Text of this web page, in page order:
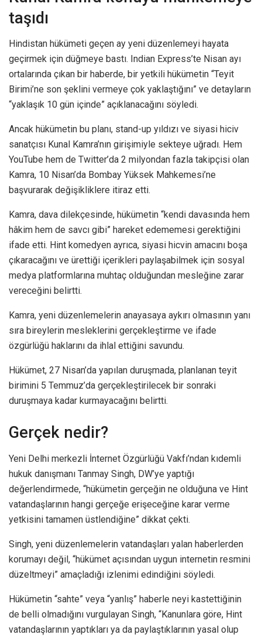
taşıdı
Hindistan hükümeti geçen ay yeni düzenlemeyi hayata
geçirmek için düğmeye bastı. Indian Express’te Nisan ayı
ortalarında çıkan bir haberde, bir yetkili hükümetin “Teyit
Birimi’ne son şeklini vermeye çok yaklaştığını” ve detayların
“yaklaşık 10 gün içinde” açıklanacağını söyledi.
Ancak hükümetin bu planı, stand-up yıldızı ve siyasi hiciv
sanatçısı Kunal Kamra’nın girişimiyle sekteye uğradı. Hem
YouTube hem de Twitter’da 2 milyondan fazla takipçisi olan
Kamra, 10 Nisan’da Bombay Yüksek Mahkemesi’ne
başvurarak değişikliklere itiraz etti.
Kamra, dava dilekçesinde, hükümetin “kendi davasında hem
hâkim hem de savcı gibi” hareket edememesi gerektiğini
ifade etti. Hint komedyen ayrıca, siyasi hicvin amacını boşa
çıkaracağını ve ürettiği içerikleri paylaşabilmek için sosyal
medya platformlarına muhtaç olduğundan mesleğine zarar
vereceğini belirtti.
Kamra, yeni düzenlemelerin anayasaya aykırı olmasının yanı
sıra bireylerin mesleklerini gerçekleştirme ve ifade
özgürlüğü haklarını da ihlal ettiğini savundu.
Hükümet, 27 Nisan’da yapılan duruşmada, planlanan teyit
birimini 5 Temmuz’da gerçekleştirilecek bir sonraki
duruşmaya kadar kurmayacağını belirtti.
Gerçek nedir?
Yeni Delhi merkezli İnternet Özgürlüğü Vakfı’ndan kıdemli
hukuk danışmanı Tanmay Singh, DW’ye yaptığı
değerlendirmede, “hükümetin gerçeğin ne olduğuna ve Hint
vatandaşlarının hangi gerçeğe erişeceğine karar verme
yetkisini tamamen üstlendiğine” dikkat çekti.
Singh, yeni düzenlemelerin vatandaşları yalan haberlerden
korumayı değil, “hükümet açısından uygun internetin resmini
düzeltmeyi” amaçladığı izlenimi edindiğini söyledi.
Hükümetin “sahte” veya “yanlış” haberle neyi kastettiğinin
de belli olmadığını vurgulayan Singh, “Kanunlara göre, Hint
vatandaşlarının yaptıkları ya da paylaştıklarının yasal olup